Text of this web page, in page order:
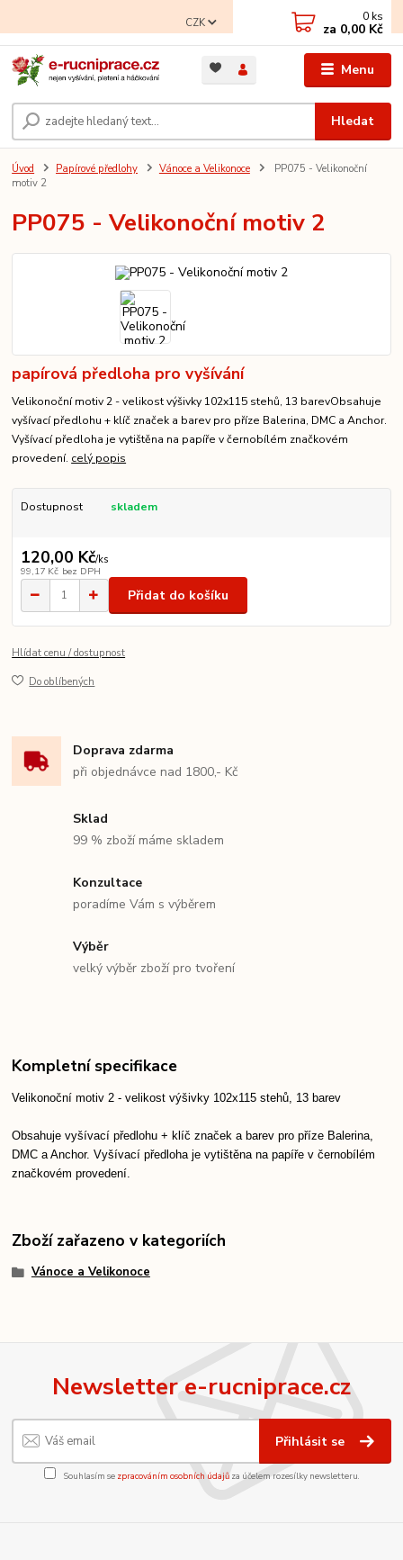
Menu
CZK
Hledat
0 ks
za 0,00 Kč
Úvod Papírové předlohy Vánoce a Velikonoce
PP075 - Velikonoční
motiv 2
PP075 - Velikonoční motiv 2
papírová předloha pro vyšívání
Velikonoční motiv 2 - velikost výšivky 102x115 stehů, 13 barevObsahuje
vyšívací předlohu + klíč značek a barev pro příze Balerina, DMC a Anchor.
Vyšívací předloha je vytištěna na papíře v černobílém značkovém
provedení. celý popis
Dostupnost skladem
120,00 Kč/ks
99,17 Kč bez DPH
Přidat do košíku
Hlídat cenu / dostupnost
Do oblíbených
Doprava zdarma
při objednávce nad 1800,- Kč
Sklad
99 % zboží máme skladem
Konzultace
poradíme Vám s výběrem
Výběr
velký výběr zboží pro tvoření
Kompletní specifikace
Velikonoční motiv 2 - velikost výšivky 102x115 stehů, 13 barev
Obsahuje vyšívací předlohu + klíč značek a barev pro příze Balerina,
DMC a Anchor. Vyšívací předloha je vytištěna na papíře v černobílém
značkovém provedení.
Zboží zařazeno v kategoriích
Vánoce a Velikonoce
Newsletter e-rucniprace.cz
Přihlásit se
Souhlasím se zpracováním osobních údajůza účelem rozesílky newsletteru.